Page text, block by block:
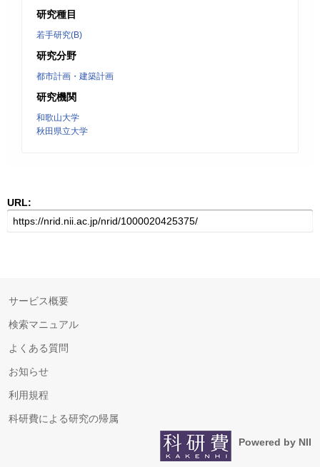
研究種目
若手研究(B)
研究分野
都市計画・建築計画
研究機関
和歌山大学
秋田県立大学
URL:
サービス概要
検索マニュアル
よくある質問
お知らせ
利用規程
科研費による研究の帰属
Powered by NII